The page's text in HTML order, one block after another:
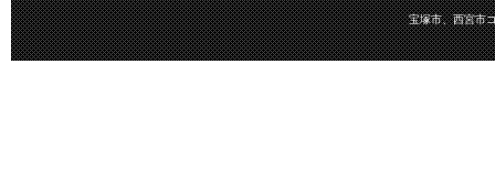
宝塚市、西宮市